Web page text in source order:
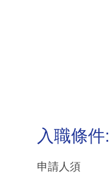
入職條件:
申請人須